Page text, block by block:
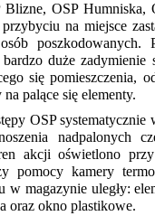
OSP Humniska,
na miejsce
poszkodowanych.
duże
się pomieszczenia,
palące się elementy.
OSP systematycznie
nadpalonych
akcji oświetlono
pomocy kamery
w magazynie uległy:
oraz okno plastikowe.